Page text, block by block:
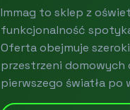
Immag to sklep z
funkcjonalność
Oferta obejmuje
przestrzeni domowych
pierwszego światła po